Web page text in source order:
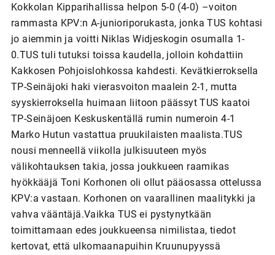
Kokkolan Kipparihallissa helpon 5-0 (4-0) –voiton
rammasta KPV:n A-junioriporukasta, jonka TUS kohtasi
jo aiemmin ja voitti Niklas Widjeskogin osumalla 1-
0.TUS tuli tutuksi toissa kaudella, jolloin kohdattiin
Kakkosen Pohjoislohkossa kahdesti. Kevätkierroksella
TP-Seinäjoki haki vierasvoiton maalein 2-1, mutta
syyskierroksella huimaan liitoon päässyt TUS kaatoi
TP-Seinäjoen Keskuskentällä rumin numeroin 4-1
Marko Hutun vastattua pruukilaisten maalista.TUS
nousi menneellä viikolla julkisuuteen myös
välikohtauksen takia, jossa joukkueen raamikas
hyökkääjä Toni Korhonen oli ollut pääosassa ottelussa
KPV:a vastaan. Korhonen on vaarallinen maalitykki ja
vahva vääntäjä.Vaikka TUS ei pystynytkään
toimittamaan edes joukkueensa nimilistaa, tiedot
kertovat, että ulkomaanapuihin Kruunupyyssä